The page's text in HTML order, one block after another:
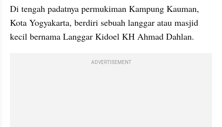
Di tengah padatnya permukiman Kampung Kauman,
Kota Yogyakarta, berdiri sebuah langgar atau masjid
kecil bernama Langgar Kidoel KH Ahmad Dahlan.
ADVERTISEMENT